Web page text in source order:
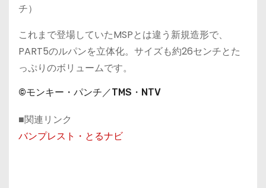
チ）
これまで登場していたMSPとは違う新規造形で、
PART5のルパンを立体化。サイズも約26センチとた
っぷりのボリュームです。
©モンキー・パンチ／TMS・NTV
■関連リンク
バンプレスト・とるナビ